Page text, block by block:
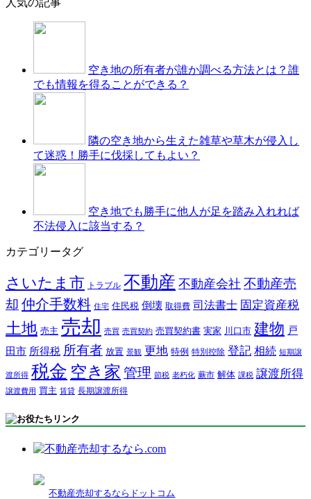
人気の記事
空き地の所有者が誰か調べる方法とは？誰
でも情報を得ることができる？
隣の空き地から生えた雑草や草木が侵入し
て迷惑！勝手に伐採してもよい？
空き地でも勝手に他人が足を踏み入れれば
不法侵入に該当する？
カテゴリータグ
さいたま市 トラブル 不動産 不動産会社 不動産売
却 仲介手数料 住宅 住民税 倒壊 取得費 司法書士 固定資産税
土地 売主 売却 売買 売買契約 売買契約書 実家 川口市 建物 戸
田市 所得税 所有者 放置 景観 更地 特例 特別控除 登記 相続 短期譲
渡所得 税金 空き家 管理 節税 老朽化 蕨市 解体 課税 譲渡所得
譲渡費用 買主 賃貸 長期譲渡所得
不動産売却するならドットコム